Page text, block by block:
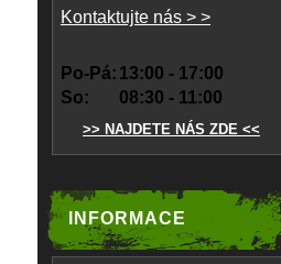
Kontaktujte nás > >
Po-Pá: 13:00 - 17:00
So:
08:30 - 11:00
>> NAJDETE NÁS ZDE <<
INFORMACE